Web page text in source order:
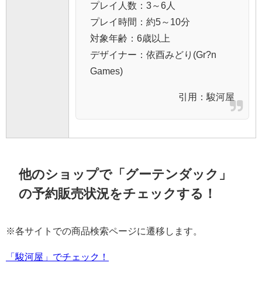
プレイ人数：3～6人
プレイ時間：約5～10分
対象年齢：6歳以上
デザイナー：依酉みどり(Gr?n
Games)
引用： 駿河屋
他のショップで「グーテンダック」
の予約販売状況をチェックする！
※各サイトでの商品検索ページに遷移します。
「駿河屋」でチェック！